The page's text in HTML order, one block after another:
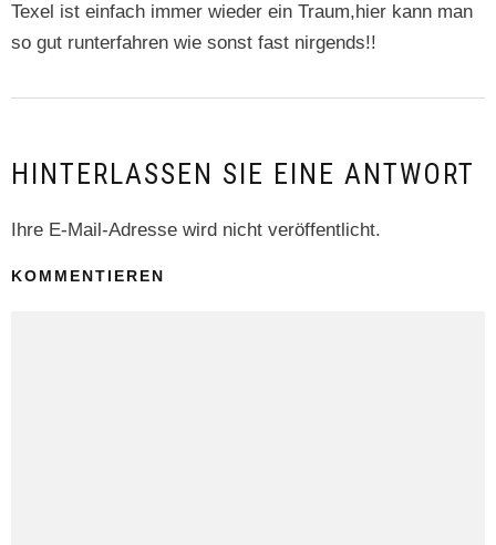
Tex­el ist ein­fach immer wieder ein Traum,hier kann man
so gut run­ter­fahren wie son­st fast nirgends!!
HINTERLASSEN SIE EINE ANTWORT
Ihre E-Mail-Adresse wird nicht veröffentlicht.
KOMMENTIEREN